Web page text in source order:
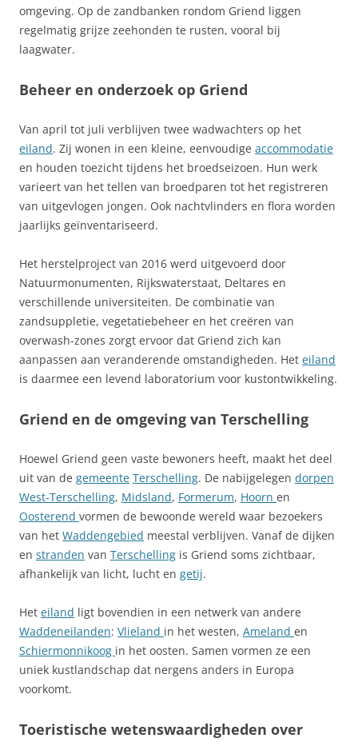
omgeving. Op de zandbanken rondom Griend liggen
regelmatig grijze zeehonden te rusten, vooral bij
laagwater.
Beheer en onderzoek op Griend
Van april tot juli verblijven twee wadwachters op het
eiland. Zij wonen in een kleine, eenvoudige accommodatie
en houden toezicht tijdens het broedseizoen. Hun werk
varieert van het tellen van broedparen tot het registreren
van uitgevlogen jongen. Ook nachtvlinders en flora worden
jaarlijks geïnventariseerd.
Het herstelproject van 2016 werd uitgevoerd door
Natuurmonumenten, Rijkswaterstaat, Deltares en
verschillende universiteiten. De combinatie van
zandsuppletie, vegetatiebeheer en het creëren van
overwash‑zones zorgt ervoor dat Griend zich kan
aanpassen aan veranderende omstandigheden. Het eiland
is daarmee een levend laboratorium voor kustontwikkeling.
Griend en de omgeving van Terschelling
Hoewel Griend geen vaste bewoners heeft, maakt het deel
uit van de gemeente Terschelling. De nabijgelegen dorpen
West‑Terschelling, Midsland, Formerum, Hoorn en
Oosterend vormen de bewoonde wereld waar bezoekers
van het Waddengebied meestal verblijven. Vanaf de dijken
en stranden van Terschelling is Griend soms zichtbaar,
afhankelijk van licht, lucht en getij.
Het eiland ligt bovendien in een netwerk van andere
Waddeneilanden: Vlieland in het westen, Ameland en
Schiermonnikoog in het oosten. Samen vormen ze een
uniek kustlandschap dat nergens anders in Europa
voorkomt.
Toeristische wetenswaardigheden over